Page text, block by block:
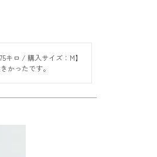
キロ / 購入サイズ：M】
かったです。